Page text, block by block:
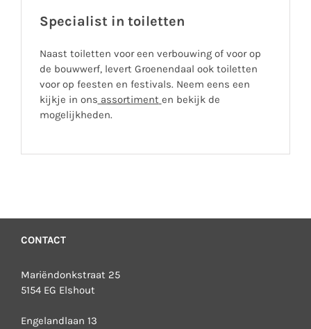
Specialist in toiletten
Naast toiletten voor een verbouwing of voor op
de bouwwerf, levert Groenendaal ook toiletten
voor op feesten en festivals. Neem eens een
kijkje in ons assortiment en bekijk de
mogelijkheden.
CONTACT
Mariëndonkstraat 25
5154 EG Elshout
Engelandlaan 13